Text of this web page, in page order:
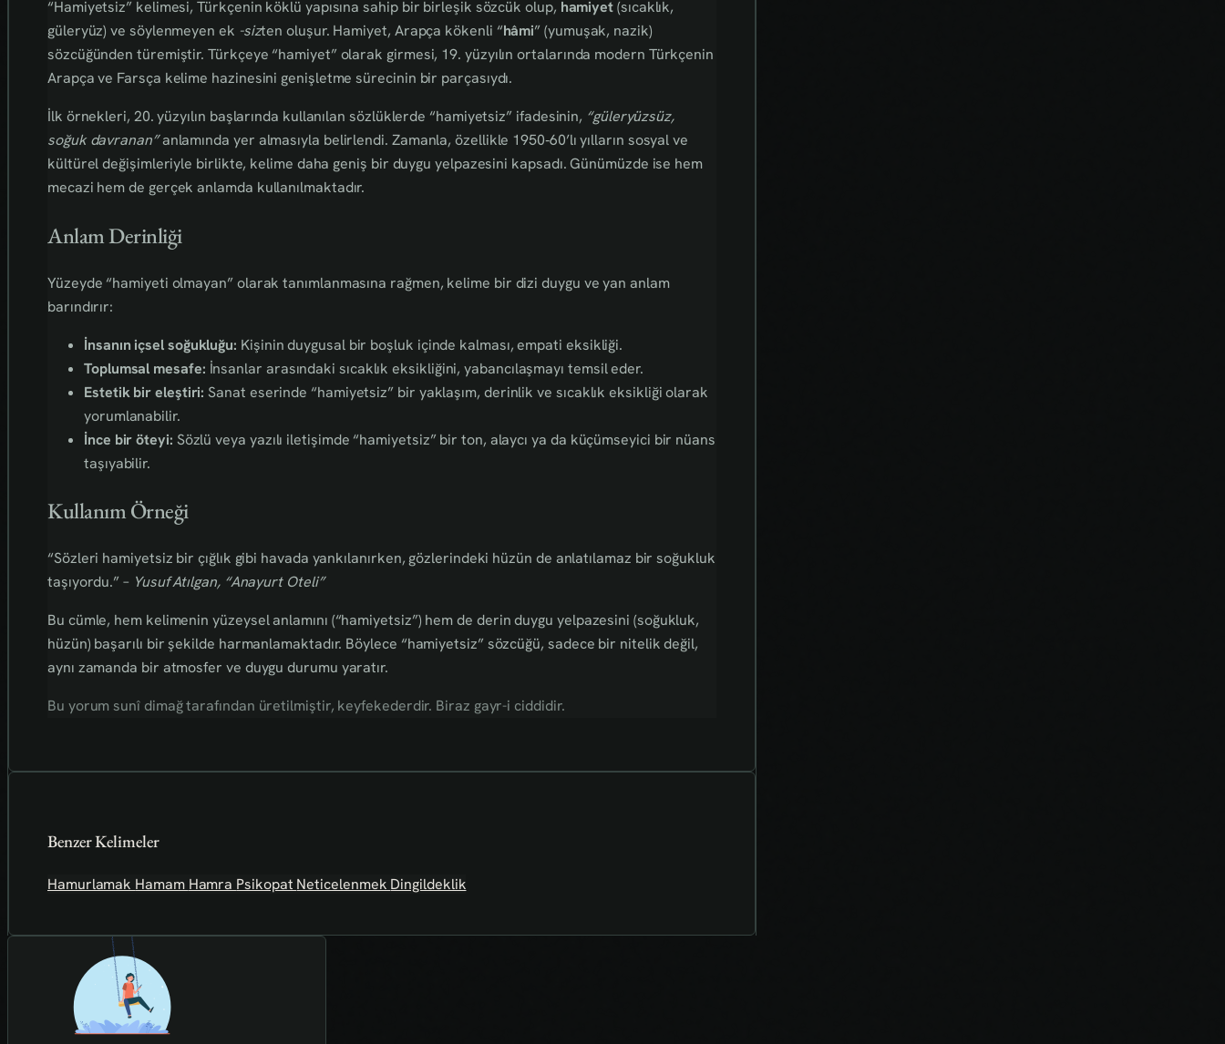
“Hamiyetsiz” kelimesi, Türkçenin köklü yapısına sahip bir birleşik sözcük olup, hamiyet(sıcaklık,
güleryüz) ve söylenmeyen ek -sizten oluşur. Hamiyet, Arapça kökenli “hâmi” (yumuşak, nazik)
sözcüğünden türemiştir. Türkçeye “hamiyet” olarak girmesi, 19. yüzyılın ortalarında modern Türkçenin
Arapça ve Farsça kelime hazinesini genişletme sürecinin bir parçasıydı.
İlk örnekleri, 20. yüzyılın başlarında kullanılan sözlüklerde “hamiyetsiz” ifadesinin, “güleryüzsüz,
soğuk davranan”anlamında yer almasıyla belirlendi. Zamanla, özellikle 1950‑60’lı yılların sosyal ve
kültürel değişimleriyle birlikte, kelime daha geniş bir duygu yelpazesini kapsadı. Günümüzde ise hem
mecazi hem de gerçek anlamda kullanılmaktadır.
Anlam Derinliği
Yüzeyde “hamiyeti olmayan” olarak tanımlanmasına rağmen, kelime bir dizi duygu ve yan anlam
barındırır:
İnsanın içsel soğukluğu: Kişinin duygusal bir boşluk içinde kalması, empati eksikliği.
Toplumsal mesafe: İnsanlar arasındaki sıcaklık eksikliğini, yabancılaşmayı temsil eder.
Estetik bir eleştiri: Sanat eserinde “hamiyetsiz” bir yaklaşım, derinlik ve sıcaklık eksikliği olarak
yorumlanabilir.
İnce bir öteyi: Sözlü veya yazılı iletişimde “hamiyetsiz” bir ton, alaycı ya da küçümseyici bir nüans
taşıyabilir.
Kullanım Örneği
“Sözleri hamiyetsiz bir çığlık gibi havada yankılanırken, gözlerindeki hüzün de anlatılamaz bir soğukluk
taşıyordu.” – Yusuf Atılgan, “Anayurt Oteli”
Bu cümle, hem kelimenin yüzeysel anlamını (“hamiyetsiz”) hem de derin duygu yelpazesini (soğukluk,
hüzün) başarılı bir şekilde harmanlamaktadır. Böylece “hamiyetsiz” sözcüğü, sadece bir nitelik değil,
aynı zamanda bir atmosfer ve duygu durumu yaratır.
Bu yorum sunî dimağ tarafından üretilmiştir, keyfekederdir. Biraz gayr-i ciddidir.
Benzer Kelimeler
Hamurlamak Hamam Hamra Psikopat Neticelenmek Dingildeklik